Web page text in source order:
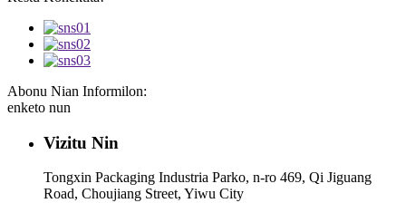
Abonu Nian Informilon:
enketo nun
Vizitu Nin
Tongxin Packaging Industria Parko, n-ro 469, Qi Jiguang
Road, Choujiang Street, Yiwu City